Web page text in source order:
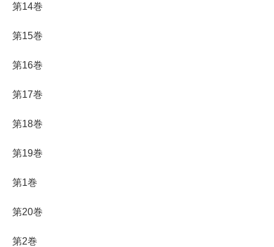
第14巻
第15巻
第16巻
第17巻
第18巻
第19巻
第1巻
第20巻
第2巻